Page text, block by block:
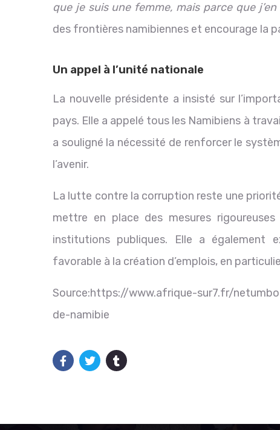
que je suis une femme, mais parce que
des frontières namibiennes et encourage la
Un appel à l’unité nationale
La nouvelle présidente a insisté sur
pays. Elle a appelé tous les Namibiens à
a souligné la nécessité de renforcer le
l’avenir.
La lutte contre la corruption reste une
mettre en place des mesures
institutions publiques. Elle a également
favorable à la création d’emplois, en
Source:https://www.afrique-sur7.fr/
de-namibie